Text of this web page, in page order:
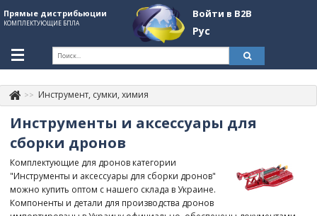
Прямые дистрибьюции
КОМПЛЕКТУЮЩИЕ БПЛА
Войти в B2B
Рус
+380507774092 Контакты
Информация о компании
About Company
Обзоры
Инструмент, сумки, химия
Инструменты и аксессуары для
сборки дронов
Комплектующие для дронов категории
"Инструменты и аксессуары для сборки дронов"
можно купить оптом с нашего склада в Украине.
Компоненты и детали для производства дронов